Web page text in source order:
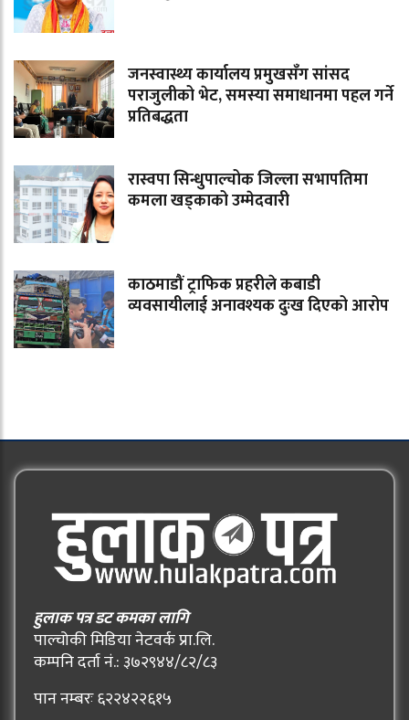
जनस्वास्थ्य कार्यालय प्रमुखसँग सांसद
पराजुलीको भेट, समस्या समाधानमा पहल गर्ने
प्रतिबद्धता
रास्वपा सिन्धुपाल्चोक जिल्ला सभापतिमा
कमला खड्काको उम्मेदवारी
काठमाडौं ट्राफिक प्रहरीले कबाडी
व्यवसायीलाई अनावश्यक दुःख दिएको आरोप
हुलाक पत्र डट कमका लागि
पाल्चोकी मिडिया नेटवर्क प्रा.लि.
कम्पनि दर्ता नं.: ३७२९४४/८२/८३
पान नम्बरः ६२२४२२६१५